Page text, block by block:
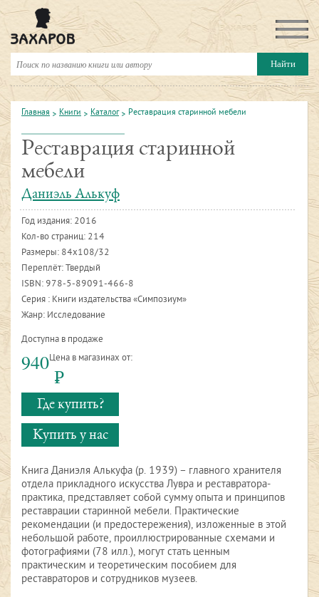
Главная Книги Каталог Реставрация старинной мебели
Реставрация старинной
мебели
Даниэль Алькуф
Год издания: 2016
Кол-во страниц: 214
Размеры: 84х108/32
Переплёт: Твердый
ISBN: 978-5-89091-466-8
Серия : Книги издательства «Симпозиум»
Жанр: Исследование
Доступна в продаже
Цена в магазинах от:
940
Р
Где купить?
Купить у нас
Книга Даниэля Алькуфа (р. 1939) – главного хранителя
отдела прикладного искусства Лувра и реставратора-
практика, представляет собой сумму опыта и принципов
реставрации старинной мебели. Практические
рекомендации (и предостережения), изложенные в этой
небольшой работе, проиллюстрированные схемами и
фотографиями (78 илл.), могут стать ценным
практическим и теоретическим пособием для
реставраторов и сотрудников музеев.